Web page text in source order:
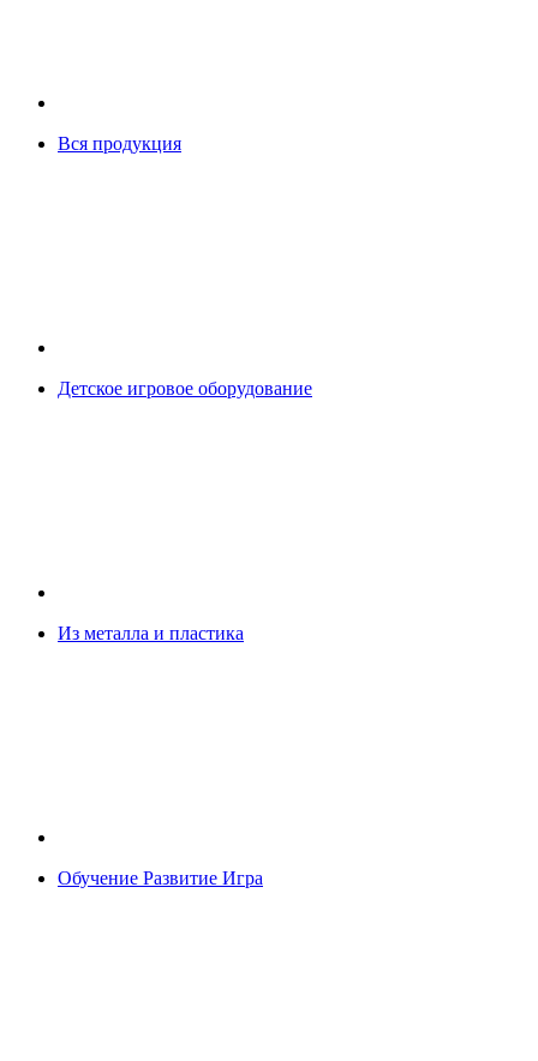
Вся продукция
Детское игровое оборудование
Из металла и пластика
Обучение Развитие Игра